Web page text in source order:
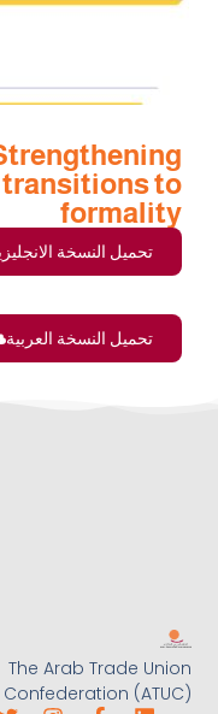
to
formality
تحميل النسخة
تحميل النسخة العربية
The Arab Trade Union
Confederation (ATUC)